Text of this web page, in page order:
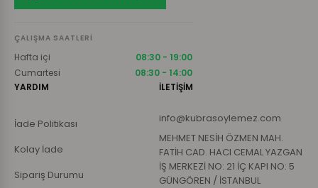
ÇALIŞMA SAATLERI
Hafta içi
08:30 - 19:00
Cumartesi
08:30 - 14:00
YARDIM
İade Politikası
Kolay İade
Sipariş Durumu
İLETİŞİM
info@kubrasoylemez.com
MEHMET NESİH ÖZMEN MAH.
FATİH CAD. HACI CEMAL YAZGAN
İŞ MERKEZİ NO: 21 İÇ KAPI NO: 5
GÜNGÖREN / İSTANBUL